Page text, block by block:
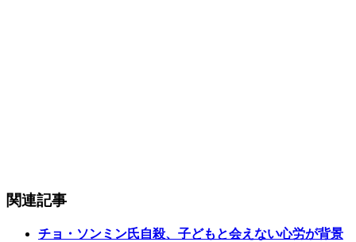
関連記事
チョ・ソンミン氏自殺、子どもと会えない心労が背景